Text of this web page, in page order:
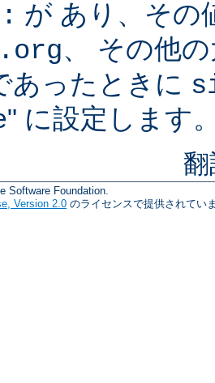
が あり、その
、 その他
あったときに
" に設定します
Software Foundation.
Version 2.0 のライセンスで提供されてい